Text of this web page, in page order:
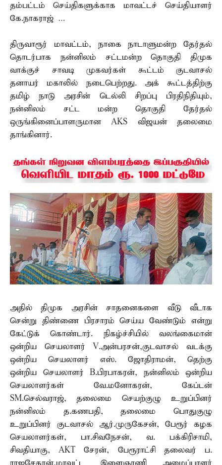
தம்பட்டம் செய்திகளுக்காக மாவட்டச் செய்தியாளர்
கே.நாகராஜ் …
திருவாரூர் மாவட்டம், நாகை நாடாளுமன்ற தேர்தல்
தொடர்பாக நன்னிலம் சட்டமன்ற தொகுதி திமுக
வாக்குச் சாவடி முகவர்கள் கூட்டம் குடவாசல்
தனாயர் மகாலில் நடைபெற்றது. அக் கூட்டத்திற்கு
தமிழ் நாடு அரசின் டெல்லி சிறப்பு பிரதிநிதியும்,
நன்னிலம் சட்ட மன்ற தொகுதி தேர்தல்
ஒருங்கினைப்பாளருமான AKS விஜயன் தலைமை
தாங்கினார்.
அதில் திமுக அரசின் சாதனைகளை வீடு வீடாக
சென்று திண்ணை பிரசாரம் செய்ய வேண்டும் என்று
கேட்டுக் கொண்டார். நிகழ்ச்சியில் வலங்கைமான்
ஒன்றிய செயலாளர் V.அன்பரசன்,குடவாசல் வடக்கு
ஒன்றிய செயலாளர் எஸ். ஜோதிராமன், தெற்கு
ஒன்றிய செயலாளர் B.பிரபாகரன், நன்னிலம் ஒன்றிய
செயலாளர்கள் வே.மனோகரன், கேப்டன்
SM.செல்வராஜ், தலைமை செயற்குழு உறுப்பினர்
நன்னிலம் த.கணபதி, தலைமை பொதுகுழு
உறுப்பினர் குடவாசல் ஆர்.முருகேசன், பேரூர் கழக
செயலாளர்கள், பா.சிவநேசன், வ. பக்கிரிசாமி,
சிவதியாகு, AKT சேரன், பேரூராட்சி தலைவர் ப.